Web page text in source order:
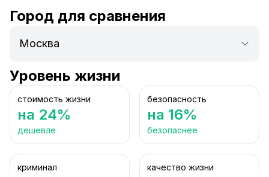
Город для сравнения
Уровень жизни
стоимость жизни
на 24%
дешевле
безопасность
на 16%
безопаснее
криминал качество жизни